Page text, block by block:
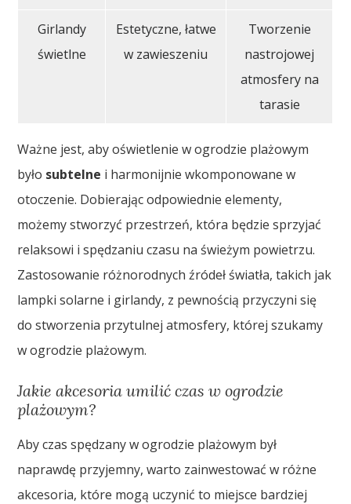
Girlandy
świetlne
Estetyczne, łatwe
w zawieszeniu
Tworzenie
nastrojowej
atmosfery na
tarasie
Ważne jest, aby oświetlenie w ogrodzie plażowym
było subtelne i harmonijnie wkomponowane w
otoczenie. Dobierając odpowiednie elementy,
możemy stworzyć przestrzeń, która będzie sprzyjać
relaksowi i spędzaniu czasu na świeżym powietrzu.
Zastosowanie różnorodnych źródeł światła, takich jak
lampki solarne i girlandy, z pewnością przyczyni się
do stworzenia przytulnej atmosfery, której szukamy
w ogrodzie plażowym.
Jakie akcesoria umilić czas w ogrodzie
plażowym?
Aby czas spędzany w ogrodzie plażowym był
naprawdę przyjemny, warto zainwestować w różne
akcesoria, które mogą uczynić to miejsce bardziej